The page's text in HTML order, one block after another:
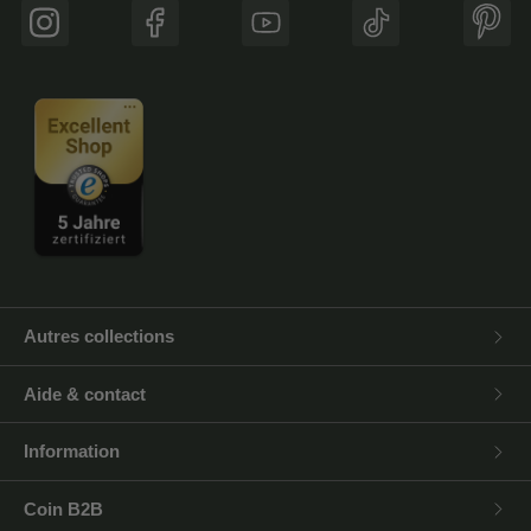
Instagram Facebook YouTube TikTok
Autres collections
Aide & contact
Information
Coin B2B